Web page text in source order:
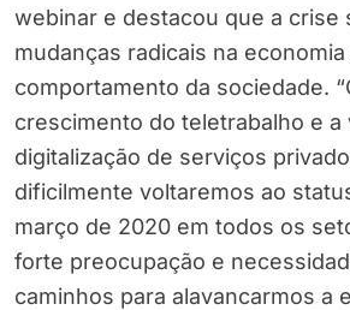
webinar e destacou que a crise
mudanças radicais na economia
comportamento da sociedade.
crescimento do teletrabalho e a
digitalização de serviços
dificilmente voltaremos ao
março de 2020 em todos os
forte preocupação e
caminhos para alavancarmos a